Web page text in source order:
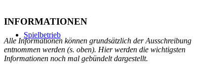
Spielbetrieb
INFORMATIONEN
Alle Informationen können grundsätzlich der Ausschreibung
entnommen werden (s. oben). Hier werden die wichtigsten
Informationen noch mal gebündelt dargestellt.